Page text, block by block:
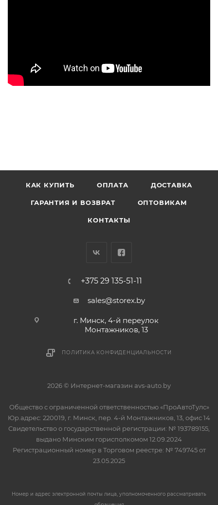
КАК КУПИТЬ ОПЛАТА ДОСТАВКА
ГАРАНТИЯ И ВОЗВРАТ ОПТОВИКАМ
КОНТАКТЫ
+375 29 135-51-11
sales@storex.by
г. Минск, 4-й переулок
Монтажников, 13
ПОЛИТИКА КОНФИДЕНЦИАЛЬНОСТИ
2026 © Интернет-магазин avs-auto.by
Общество с ограниченной ответственностью «ПроАвтоТулс»
Юр.адрес: 220019, г. Минск, пер. 4-й Монтажников, 13, офис 14
Свидетельство о государственной регистрации: № 193789155,
выдано Минским горисполкомом 12.09.2024
Регистрационный номер в Торговом реестре: № 749745 от
23.05.2025
Номер и адрес электронной почты лица, уполномоченного рассматривать